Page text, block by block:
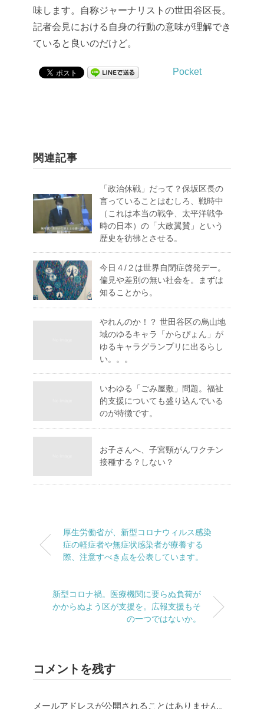
味します。自称ジャーナリストの世田谷区長。
記者会見における自身の行動の意味が理解でき
ていると良いのだけど。
Pocket
関連記事
「政治休戦」だって？保坂区長の
言っていることはむしろ、戦時中
（これは本当の戦争、太平洋戦争
時の日本）の「大政翼賛」という
歴史を彷彿とさせる。
今日４/２は世界自閉症啓発デー。
偏見や差別の無い社会を。まずは
知ることから。
やれんのか！？ 世田谷区の烏山地
域のゆるキャラ「からぴょん」が
ゆるキャラグランプリに出るらし
い。。。
いわゆる「ごみ屋敷」問題。福祉
的支援についても盛り込んでいる
のが特徴です。
お子さんへ、子宮頸がんワクチン
接種する？しない？
厚生労働省が、新型コロナウィルス感染
症の軽症者や無症状感染者が療養する
際、注意すべき点を公表しています。
新型コロナ禍。医療機関に要らぬ負荷が
かからぬよう区が支援を。広報支援もそ
の一つではないか。
コメントを残す
メールアドレスが公開されることはありません。